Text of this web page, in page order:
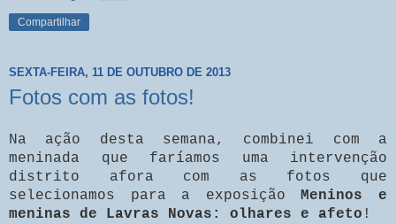
Compartilhar
SEXTA-FEIRA, 11 DE OUTUBRO DE 2013
Fotos com as fotos!
Na ação desta semana, combinei com a
meninada que faríamos uma intervenção
distrito afora com as fotos que
selecionamos para a exposiçãoMeninos e
meninas de Lavras Novas: olhares e afeto !